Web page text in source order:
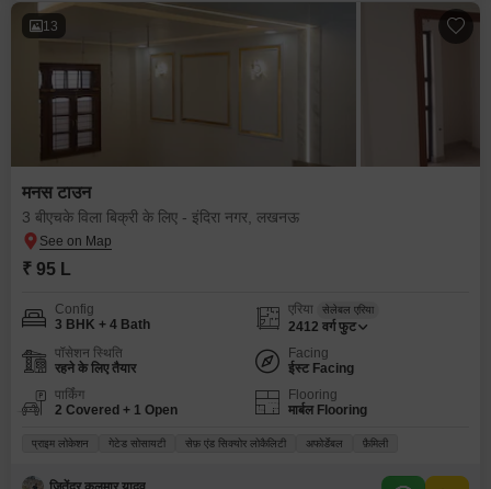
13
मनस टाउन
3 बीएचके विला बिक्री के लिए - इंदिरा नगर, लखनऊ
₹ 95 L
Config
3 BHK + 4 Bath
एरिया सेलेबल एरिया
2412 वर्ग फुट
पॉसेशन स्थिति
रहने के लिए तैयार
Facing
ईस्ट Facing
पार्किंग
2 Covered + 1 Open
Flooring
मार्बल Flooring
प्राइम लोकेशन गेटेड सोसायटी सेफ़ एंड सिक्योर लोकैलिटी अफोर्डेबल फ़ैमिली